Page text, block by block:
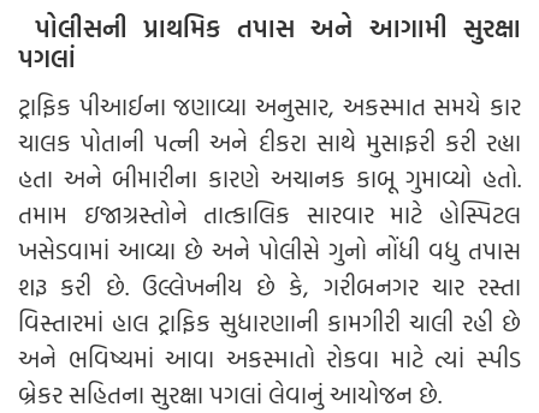
પોલીસની પ્રાથમિક તપાસ અને આગામી સુરક્ષા
પગલાં
ટ્રાફિક પીઆઈના જણાવ્યા અનુસાર, અકસ્માત સમયે કાર
ચાલક પોતાની પત્ની અને દીકરા સાથે મુસાફરી કરી રહ્યા
હતા અને બીમારીના કારણે અચાનક કાબૂ ગુમાવ્યો હતો.
તમામ ઇજાગ્રસ્તોને તાત્કાલિક સારવાર માટે હોસ્પિટલ
ખસેડવામાં આવ્યા છે અને પોલીસે ગુનો નોંધી વધુ તપાસ
શરૂ કરી છે. ઉલ્લેખનીય છે કે, ગરીબનગર ચાર રસ્તા
વિસ્તારમાં હાલ ટ્રાફિક સુધારણાની કામગીરી ચાલી રહી છે
અને ભવિષ્યમાં આવા અકસ્માતો રોકવા માટે ત્યાં સ્પીડ
બ્રેકર સહિતના સુરક્ષા પગલાં લેવાનું આયોજન છે.